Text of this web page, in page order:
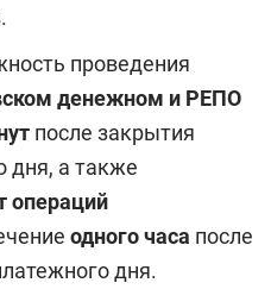
проведения
денежном и РЕПО
после закрытия
дня, а также
операций
одного часа после
дня.